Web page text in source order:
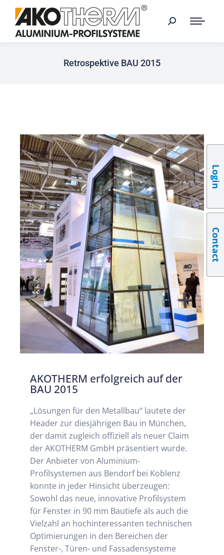
Retrospektive BAU 2015
AKOTHERM erfolgreich auf der
BAU 2015
„Lösungen für den Metallbau“ lautete der
Header zur diesjährigen Bau in München,
der damit zugleich offiziell als neuer Claim
der AKOTHERM GmbH präsentiert wurde.
Der Anbieter von Aluminium-
Profilsystemen aus Bendorf bei Koblenz
konnte in jeder Hinsicht überzeugen:
Sowohl das neue, innovative Profilsystem
für Fenster in 90 mm Bautiefe als auch die
Vielzahl an hochinteressanten technischen
Optimierungen in den Bereichen der
Fenster-, Türen- und Fassadensysteme
Login
Contact